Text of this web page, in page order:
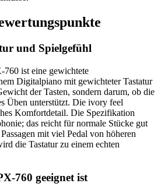
und Spielgefühl
760 ist eine gewichtete
Digitalpiano mit gewichteter Tastatur
der Tasten, sondern darum, ob die
Üben unterstützt. Die ivory feel
Komfortdetail. Die Spezifikation
das reicht für normale Stücke gut
mit viel Pedal von höheren
die Tastatur zu einem echten
760 geeignet ist